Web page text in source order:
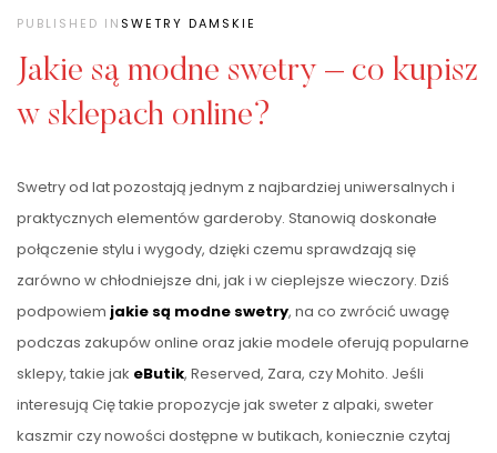
PUBLISHED IN SWETRY DAMSKIE
Jakie są modne swetry – co kupisz
w sklepach online?
Swetry od lat pozostają jednym z najbardziej uniwersalnych i
praktycznych elementów garderoby. Stanowią doskonałe
połączenie stylu i wygody, dzięki czemu sprawdzają się
zarówno w chłodniejsze dni, jak i w cieplejsze wieczory. Dziś
podpowiem jakie są modne swetry, na co zwrócić uwagę
podczas zakupów online oraz jakie modele oferują popularne
sklepy, takie jak eButik, Reserved, Zara, czy Mohito. Jeśli
interesują Cię takie propozycje jak sweter z alpaki, sweter
kaszmir czy nowości dostępne w butikach, koniecznie czytaj